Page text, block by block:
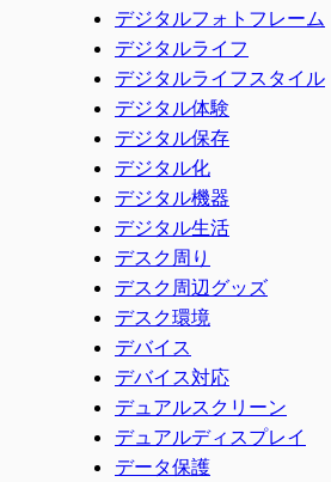
デジタルフォトフレーム
デジタルライフ
デジタルライフスタイル
デジタル体験
デジタル保存
デジタル化
デジタル機器
デジタル生活
デスク周り
デスク周辺グッズ
デスク環境
デバイス
デバイス対応
デュアルスクリーン
デュアルディスプレイ
データ保護